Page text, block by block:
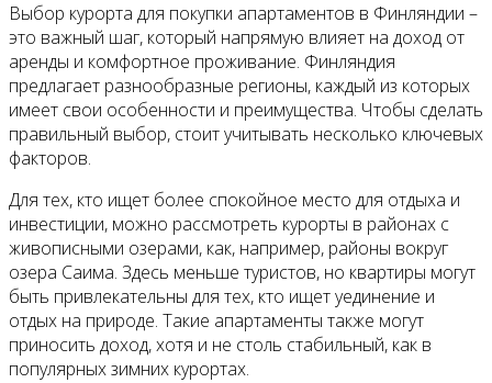
Выбор курорта для покупки апартаментов в Финляндии –
это важный шаг, который напрямую влияет на доход от
аренды и комфортное проживание. Финляндия
предлагает разнообразные регионы, каждый из которых
имеет свои особенности и преимущества. Чтобы сделать
правильный выбор, стоит учитывать несколько ключевых
факторов.
Для тех, кто ищет более спокойное место для отдыха и
инвестиции, можно рассмотреть курорты в районах с
живописными озерами, как, например, районы вокруг
озера Саима. Здесь меньше туристов, но квартиры могут
быть привлекательны для тех, кто ищет уединение и
отдых на природе. Такие апартаменты также могут
приносить доход, хотя и не столь стабильный, как в
популярных зимних курортах.